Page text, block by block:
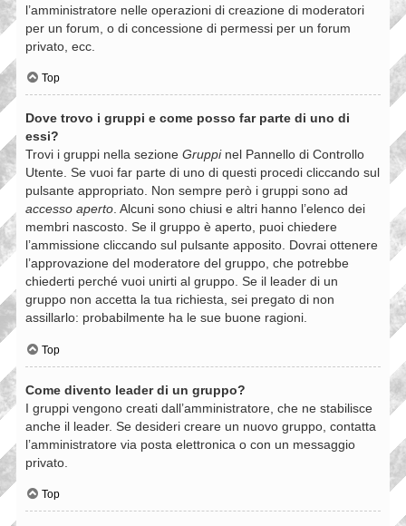
l’amministratore nelle operazioni di creazione di moderatori
per un forum, o di concessione di permessi per un forum
privato, ecc.
Top
Dove trovo i gruppi e come posso far parte di uno di
essi?
Trovi i gruppi nella sezione Gruppinel Pannello di Controllo
Utente. Se vuoi far parte di uno di questi procedi cliccando sul
pulsante appropriato. Non sempre però i gruppi sono ad
accesso aperto. Alcuni sono chiusi e altri hanno l’elenco dei
membri nascosto. Se il gruppo è aperto, puoi chiedere
l’ammissione cliccando sul pulsante apposito. Dovrai ottenere
l’approvazione del moderatore del gruppo, che potrebbe
chiederti perché vuoi unirti al gruppo. Se il leader di un
gruppo non accetta la tua richiesta, sei pregato di non
assillarlo: probabilmente ha le sue buone ragioni.
Top
Come divento leader di un gruppo?
I gruppi vengono creati dall’amministratore, che ne stabilisce
anche il leader. Se desideri creare un nuovo gruppo, contatta
l’amministratore via posta elettronica o con un messaggio
privato.
Top